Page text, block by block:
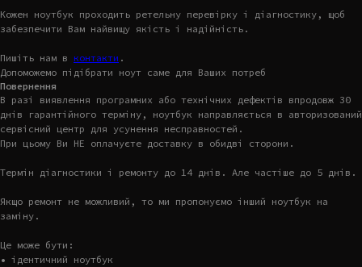
Кожен ноутбук проходить ретельну перевірку і діагностику, щоб
забезпечити Вам найвищу якість і надійність.
Пишіть нам в контакти .
Допоможемо підібрати ноут саме для Ваших потреб
Повернення
В разі виявлення програмних або технічних дефектів впродовж 30
днів гарантійного терміну, ноутбук направляється в авторизований
сервісний центр для усунення несправностей.
При цьому Ви НЕ оплачуєте доставку в обидві сторони.
Термін діагностики і ремонту до 14 днів. Але частіше до 5 днів.
Якщо ремонт не можливий, то ми пропонуємо інший ноутбук на
заміну.
Це може бути:
• ідентичний ноутбук